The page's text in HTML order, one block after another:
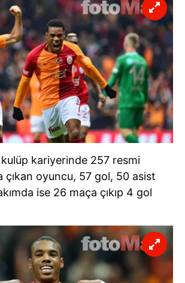
Verilerin Korunması Kanunu uyarınca
Metnimizi okumak ve sitemizde
olarak kullanılan çerezlerle ilgili bilgi
.
kariyerinde 257 resmi
çıkan oyuncu, 57 gol, 50 asist
ise 26 maça çıkıp 4 gol